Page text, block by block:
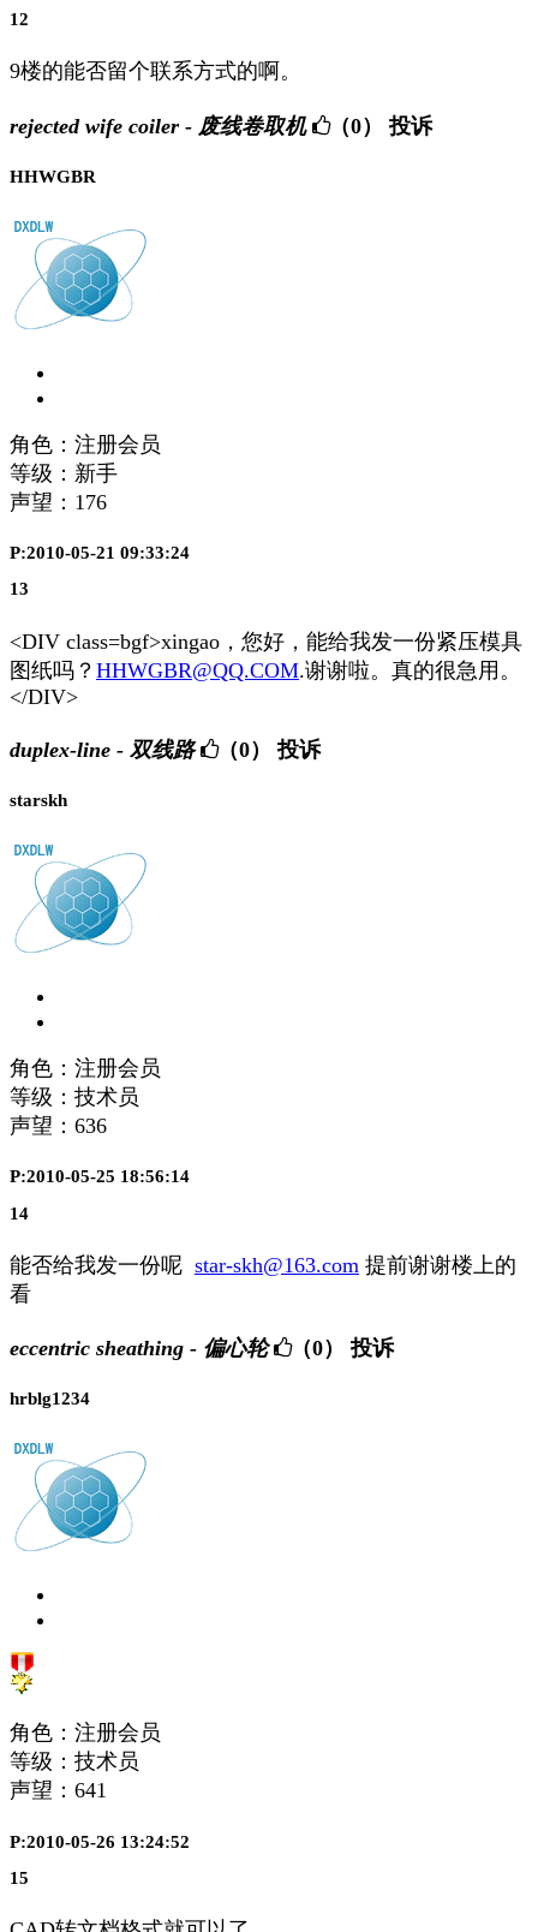
12
9楼的能否留个联系方式的啊。
rejected wife coiler - 废线卷取机 （0） 投诉
HHWGBR
角色：注册会员
等级：新手
声望： 176
P:2010-05-21 09:33:24
13
<DIV class=bgf>xingao，您好，能给我发一份紧压模具
图纸吗？ HHWGBR@QQ.COM.谢谢啦。真的很急用。
</DIV>
duplex-line - 双线路 （0） 投诉
starskh
角色：注册会员
等级：技术员
声望： 636
P:2010-05-25 18:56:14
14
能否给我发一份呢 star-skh@163.com 提前谢谢楼上的
看
eccentric sheathing - 偏心轮 （0） 投诉
hrblg1234
角色：注册会员
等级：技术员
声望： 641
P:2010-05-26 13:24:52
15